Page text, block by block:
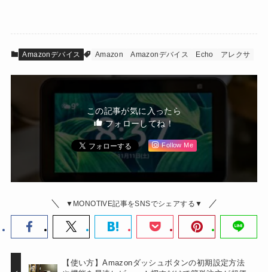
Amazonデバイス Amazon Amazonデバイス Echo アレクサ
この記事が気に入ったら
フォローしてね！
Follow Me
▼MONOTIVE記事をSNSでシェアする▼
【使い方】Amazonダッシュボタンの初期設定方法